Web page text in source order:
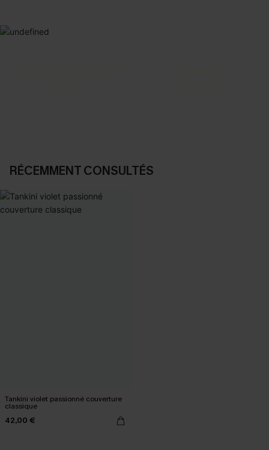
RÉCEMMENT CONSULTÉS
Tankini violet passionné couverture
classique
42,00 €